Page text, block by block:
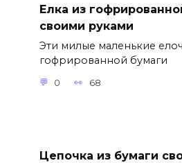
Елка из
своими руками
Эти милые маленькие
гофрированной бумаги
0 68
Цепочка из бумаги